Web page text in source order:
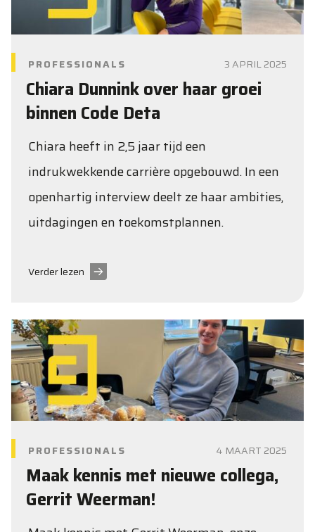
PROFESSIONALS 3 APRIL 2025
Chiara Dunnink over haar groei
binnen Code Deta
Chiara heeft in 2,5 jaar tijd een
indrukwekkende carrière opgebouwd. In een
openhartig interview deelt ze haar ambities,
uitdagingen en toekomstplannen.
Verder lezen
PROFESSIONALS 4 MAART 2025
Maak kennis met nieuwe collega,
Gerrit Weerman!